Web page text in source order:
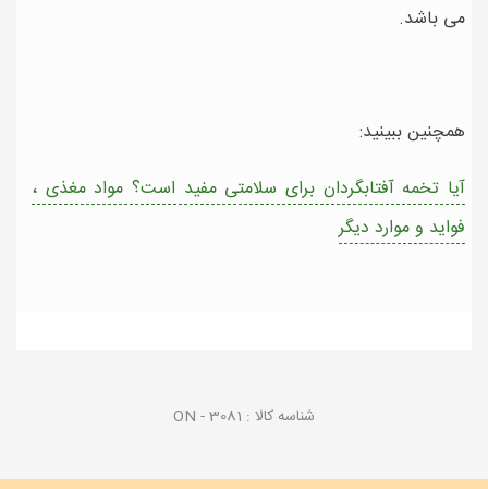
می باشد.
همچنین ببینید:
آیا تخمه آفتابگردان برای سلامتی مفید است؟ مواد مغذی ،
فواید و موارد دیگر
شناسه کالا : ON - 3081